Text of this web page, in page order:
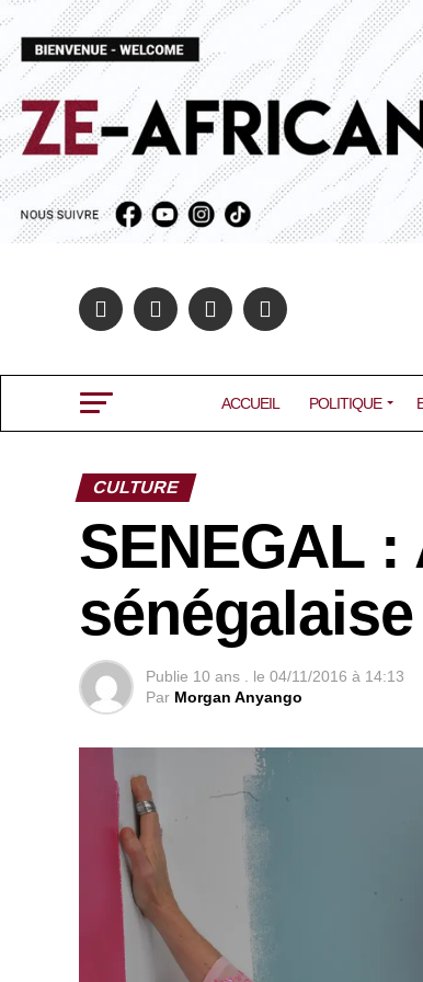
ACCUEIL POLITIQUE
CULTURE
SENEGAL
Publie 10 ans . le 04/11/2016 à 14:13
Par Morgan Anyango